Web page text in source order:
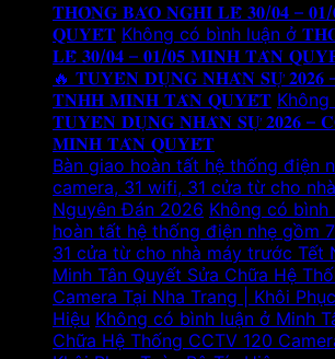
𝐓𝐇𝐎̂𝐍𝐆 𝐁𝐀́𝐎 𝐍𝐆𝐇𝐈̉ 𝐋𝐄̂̃ 𝟑𝟎/𝟎𝟒 –
𝐐𝐔𝐘𝐄̂́𝐓 Không có bình luận ở
𝐋𝐄̂̃ 𝟑𝟎/𝟎𝟒 – 𝟎𝟏/𝟎𝟓 𝐌𝐈𝐍𝐇 𝐓𝐀̂𝐍
🔥 𝐓𝐔𝐘𝐄̂̉𝐍 𝐃𝐔̣𝐍𝐆 𝐍𝐇𝐀̂𝐍 𝐒𝐔̛̣ 𝟐𝟎𝟐𝟔
𝐓𝐍𝐇𝐇 𝐌𝐈𝐍𝐇 𝐓𝐀̂𝐍 𝐐𝐔𝐘𝐄̂́𝐓
𝐓𝐔𝐘𝐄̂̉𝐍 𝐃𝐔̣𝐍𝐆 𝐍𝐇𝐀̂𝐍 𝐒𝐔̛̣ 𝟐𝟎𝟐𝟔 –
𝐌𝐈𝐍𝐇 𝐓𝐀̂𝐍 𝐐𝐔𝐘𝐄̂́𝐓
Bàn giao hoàn tất hệ thống điện
camera, 31 wifi, 31 cửa từ cho
Nguyên Đán 2026 Không có bình
hoàn tất hệ thống điện nhẹ gồm
31 cửa từ cho nhà máy trước Tết
Minh Tân Quyết Sửa Chữa Hệ
Camera Tại Nha Trang | Khôi
Hiệu Không có bình luận ở Minh
Chữa Hệ Thống CCTV 120